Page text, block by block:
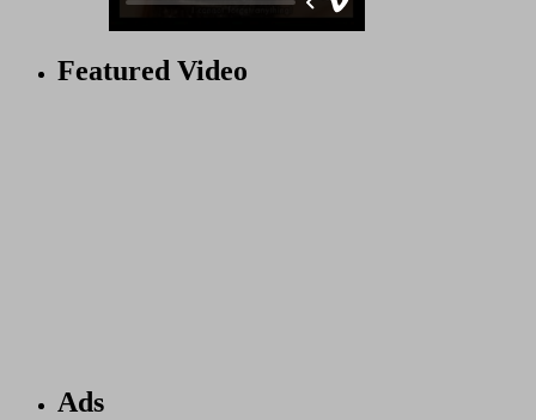
Featured Video
Ads